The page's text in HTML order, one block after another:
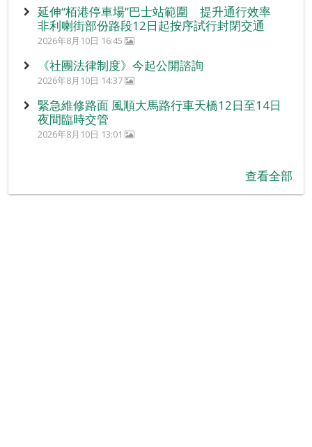
延伸“栢港停車場”巴士站範圍 提升通行效率
非利喇街部份路段12日起按序試行封閉交通
2026年8月10日 16:45
《社團法律制度》今起公開諮詢
2026年8月10日 14:37
緊急維修路面 風順大馬路行車天橋12日至14日
夜間臨時交管
2026年8月10日 13:01
查看全部